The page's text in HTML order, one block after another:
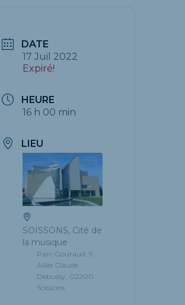
DATE
17 Juil 2022
Expiré!
HEURE
16 h 00 min
LIEU
SOISSONS, Cité de
la musique
Parc Gouraud, 9
Allée Claude
Debussy, 02200
Soissons